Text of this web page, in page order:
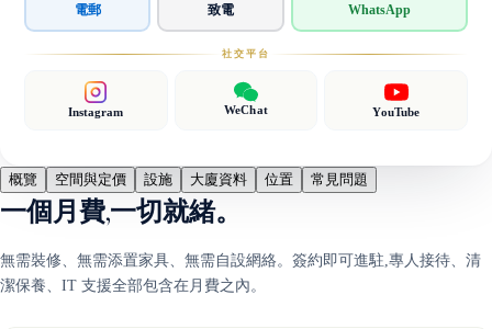
電郵 致電 WhatsApp
社交平台
Instagram WeChat YouTube
概覽 空間與定價 設施 大廈資料 位置 常見問題
一個月費,一切就緒。
無需裝修、無需添置家具、無需自設網絡。簽約即可進駐,專人接待、清
潔保養、IT 支援全部包含在月費之內。